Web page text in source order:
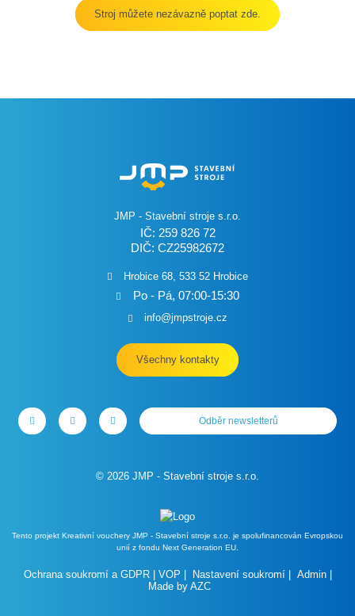
Stroj můžete nezávazně poptat zde.
JMP - Stavební stroje s.r.o.
IČ: 259 826 72
DIČ: CZ25982672
Hrobice 68, 533 52 Hrobice
Po - Pá, 07:00-15:30
info@jmpstroje.cz
Všechny kontakty
Odběr newsletterů
© 2026 JMP - Stavební stroje s.r.o.
Tento projekt Kreativní vouchery JMP - Stavební stroje s.r.o. je spolufinancován Evropskou
unií z fondu Next Generation EU.
Ochrana soukromí a GDPR| VOP | Nastavení soukromí| Admin|
Made by AZC